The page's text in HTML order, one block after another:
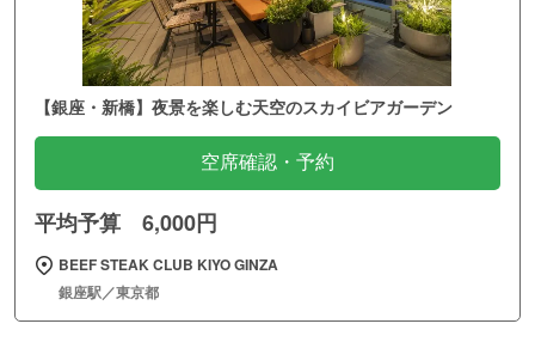
【銀座・新橋】夜景を楽しむ天空のスカイビアガーデン
空席確認・予約
平均予算 6,000円
BEEF STEAK CLUB KIYO GINZA
銀座駅／東京都